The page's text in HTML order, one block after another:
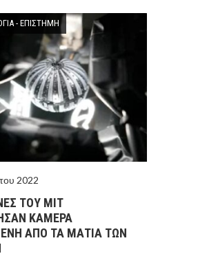
- ΕΠΙΣΤΗΜΗ
2022
ΤΟΥ ΜΙΤ
ΚΑΜΕΡΑ
ΑΠΟ ΤΑ ΜΑΤΙΑ ΤΩΝ